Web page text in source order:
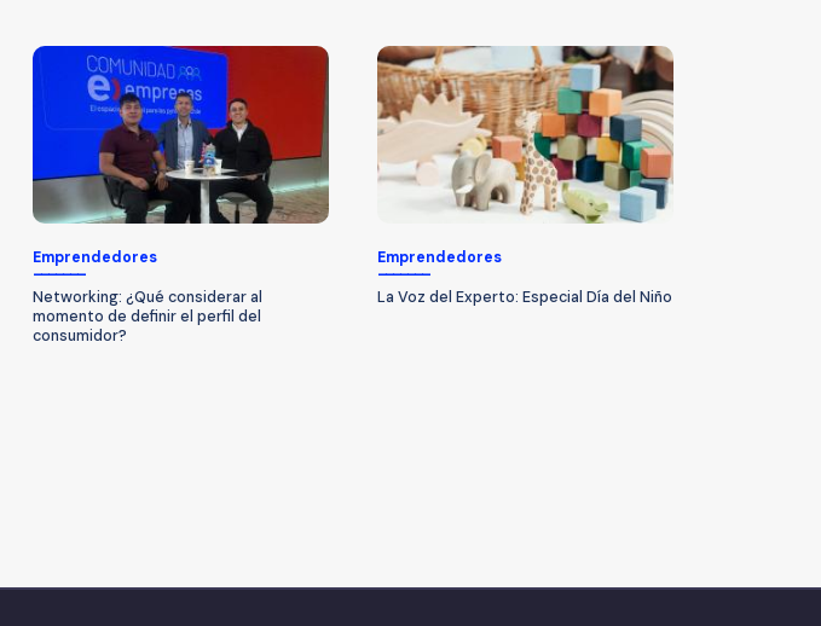
Emprendedores
Networking: ¿Qué considerar al
momento de definir el perfil del
consumidor?
Emprendedores
La Voz del Experto: Especial Día del Niño